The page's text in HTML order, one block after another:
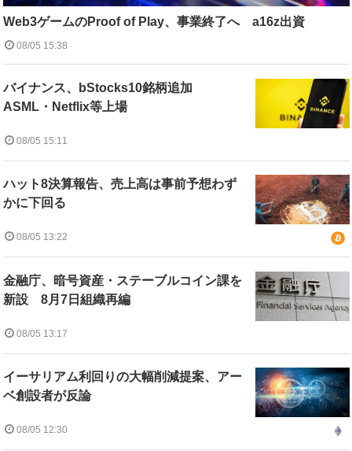
Web3ゲームのProof of Play、事業終了へ a16z出資
08/05 15:38
バイナンス、bStocks10銘柄追加
ASML・Netflix等上場
08/05 15:11
ハット8決算報告、売上高は事前予想わず
かに下回る
08/05 13:22
金融庁、暗号資産・ステーブルコイン課を
新設 8月7日組織再編
08/05 13:17
イーサリアム利回りの大幅削減提案、アー
ベ創設者が反論
08/05 12:30